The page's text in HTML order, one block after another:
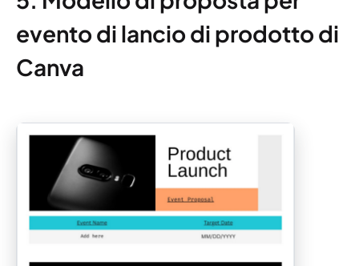
evento di lancio di prodotto di
Canva